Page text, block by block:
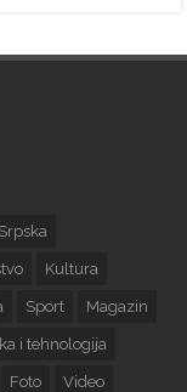
Kultura
Sport Magazin
i tehnologija
Foto Video